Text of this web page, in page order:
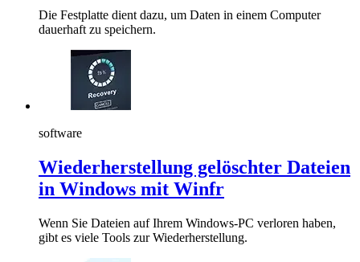
Die Festplatte dient dazu, um Daten in einem Computer
dauerhaft zu speichern.
software
Wiederherstellung gelöschter Dateien
in Windows mit Winfr
Wenn Sie Dateien auf Ihrem Windows-PC verloren haben,
gibt es viele Tools zur Wiederherstellung.